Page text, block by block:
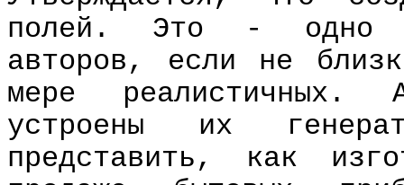
полей. Это - одно
авторов, если не
мере
устроены их
представить, как